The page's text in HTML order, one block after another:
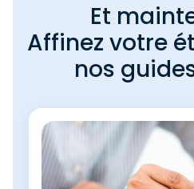
Et
Affinez votre
nos